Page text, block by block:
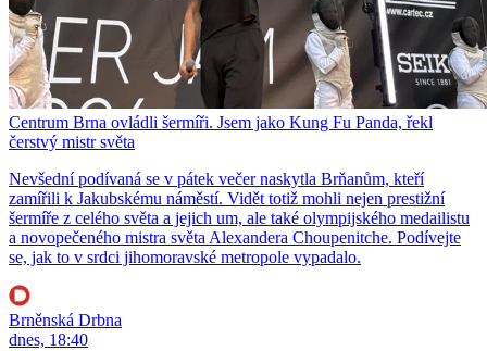
Centrum Brna ovládli šermíři. Jsem jako Kung Fu Panda, řekl
čerstvý mistr světa
Nevšední podívaná se v pátek večer naskytla Brňanům, kteří
zamířili k Jakubskému náměstí. Vidět totiž mohli nejen prestižní
šermíře z celého světa a jejich um, ale také olympijského medailistu
a novopečeného mistra světa Alexandera Choupenitche. Podívejte
se, jak to v srdci jihomoravské metropole vypadalo.
Brněnská Drbna
dnes, 18:40